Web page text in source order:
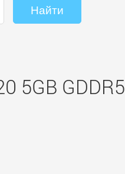
5GB GDDR5